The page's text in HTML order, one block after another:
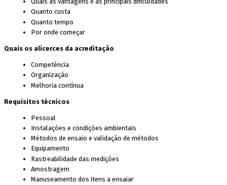
Quanto custa
Quanto tempo
Por onde começar
Quais os alicerces da acreditação
Competência
Organização
Melhoria contínua
Requisitos técnicos
Pessoal
Instalações e condições ambientais
Métodos de ensaio e validação de métodos
Equipamento
Rastreabilidade das medições
Amostragem
Manuseamento dos itens a ensaiar